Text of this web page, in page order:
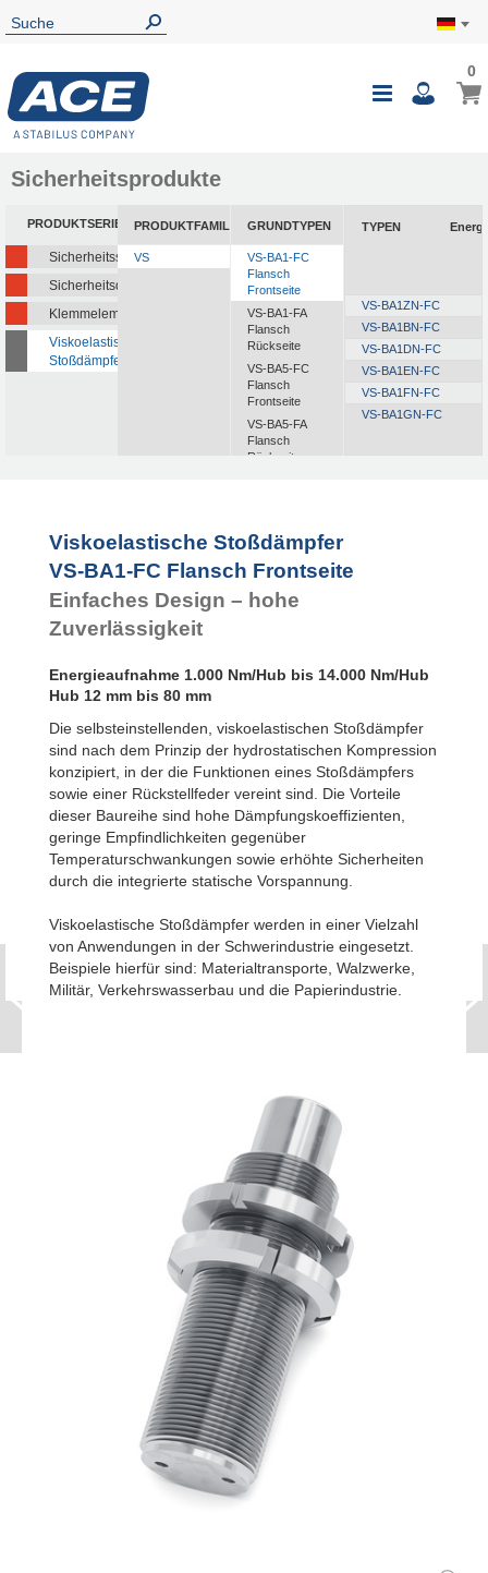
0
Sicherheitsprodukte
PRODUKTSERIEN
Sicherheitsstoßdämpfer
Sicherheitsdämpfer
Klemmelemente
Viskoelastische
Stoßdämpfer
PRODUKTFAMILIEN
VS
GRUNDTYPEN
VS-BA1-FC
Flansch
Frontseite
VS-BA1-FA
Flansch
Rückseite
VS-BA5-FC
Flansch
Frontseite
VS-BA5-FA
Flansch
Rückseite
VS-BXLR-FA
Flansch
Rückseite
VS-BALR-FC
Flansch
TYPEN
VS-BA1ZN-FC
VS-BA1BN-FC
VS-BA1DN-FC
VS-BA1EN-FC
VS-BA1FN-FC
VS-BA1GN-FC
Viskoelastische Stoßdämpfer
VS-BA1-FC Flansch Frontseite
Einfaches Design – hohe
Zuverlässigkeit
Energieaufnahme 1.000 Nm/Hub bis 14.000 Nm/Hub
Hub 12 mm bis 80 mm
Die selbsteinstellenden, viskoelastischen Stoßdämpfer
sind nach dem Prinzip der hydrostatischen Kompression
konzipiert, in der die Funktionen eines Stoßdämpfers
sowie einer Rückstellfeder vereint sind. Die Vorteile
dieser Baureihe sind hohe Dämpfungskoeffizienten,
geringe Empfindlichkeiten gegenüber
Temperaturschwankungen sowie erhöhte Sicherheiten
durch die integrierte statische Vorspannung.
Viskoelastische Stoßdämpfer werden in einer Vielzahl
von Anwendungen in der Schwerindustrie eingesetzt.
Beispiele hierfür sind: Materialtransporte, Walzwerke,
Militär, Verkehrswasserbau und die Papierindustrie.